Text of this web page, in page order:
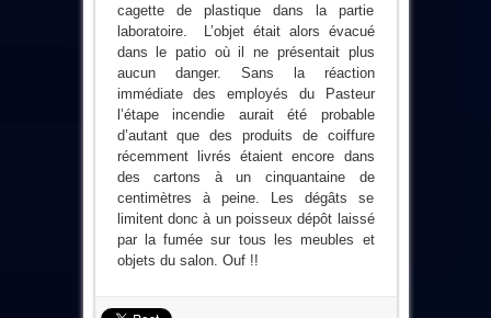
cagette de plastique dans la partie
laboratoire. L’objet était alors évacué
dans le patio où il ne présentait plus
aucun danger. Sans la réaction
immédiate des employés du Pasteur
l’étape incendie aurait été probable
d’autant que des produits de coiffure
récemment livrés étaient encore dans
des cartons à un cinquantaine de
centimètres à peine. Les dégâts se
limitent donc à un poisseux dépôt laissé
par la fumée sur tous les meubles et
objets du salon. Ouf !!